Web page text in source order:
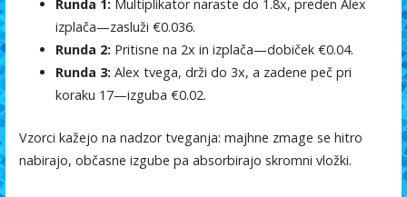
Runda 1: Multiplikator naraste do 1.8x, preden Alex
izplača—zasluži €0.036.
Runda 2: Pritisne na 2x in izplača—dobiček €0.04.
Runda 3: Alex tvega, drži do 3x, a zadene peč pri
koraku 17—izguba €0.02.
Vzorci kažejo na nadzor tveganja: majhne zmage se hitro
nabirajo, občasne izgube pa absorbirajo skromni vložki.